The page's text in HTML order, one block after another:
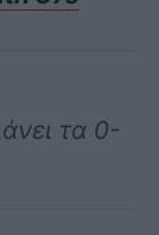
τα 0-